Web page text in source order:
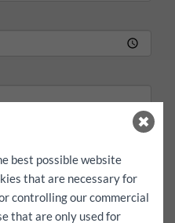
ingyenes
best possible website
that are necessary for
controlling our commercial
that are only used for